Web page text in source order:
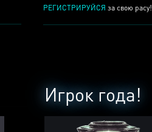
РЕГИСТРИРУЙСЯ за свою расу!
Игрок года!